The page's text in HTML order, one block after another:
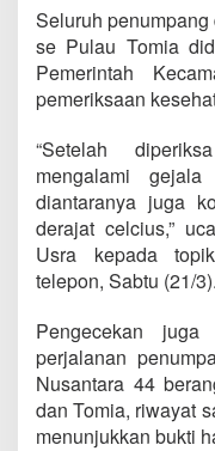
Seluruh
se Pulau Tomia
Pemerintah
pemeriksaan
“Setelah
mengalami
diantaranya juga
derajat celcius,”
Usra kepada
telepon, Sabtu (21/3).
Pengecekan juga
perjalanan
Nusantara 44
dan Tomia, riwayat
menunjukkan bukti